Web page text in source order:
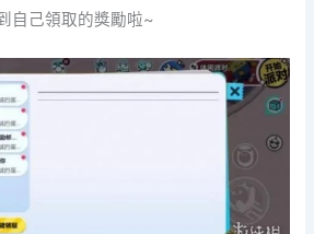
自己領取的獎勵啦~